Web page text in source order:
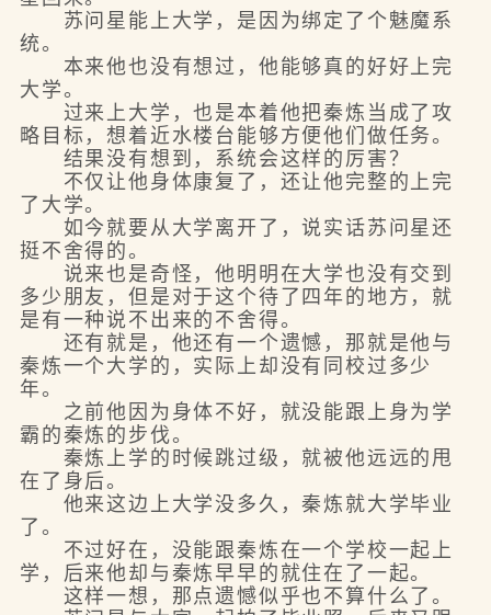
苏问星能上大学，是因为绑定了个魅魔系
统。
本来他也没有想过，他能够真的好好上完
大学。
过来上大学，也是本着他把秦炼当成了攻
略目标，想着近水楼台能够方便他们做任务。
结果没有想到，系统会这样的厉害？
不仅让他身体康复了，还让他完整的上完
了大学。
如今就要从大学离开了，说实话苏问星还
挺不舍得的。
说来也是奇怪，他明明在大学也没有交到
多少朋友，但是对于这个待了四年的地方，就
是有一种说不出来的不舍得。
还有就是，他还有一个遗憾，那就是他与
秦炼一个大学的，实际上却没有同校过多少
年。
之前他因为身体不好，就没能跟上身为学
霸的秦炼的步伐。
秦炼上学的时候跳过级，就被他远远的甩
在了身后。
他来这边上大学没多久，秦炼就大学毕业
了。
不过好在，没能跟秦炼在一个学校一起上
学，后来他却与秦炼早早的就住在了一起。
这样一想，那点遗憾似乎也不算什么了。